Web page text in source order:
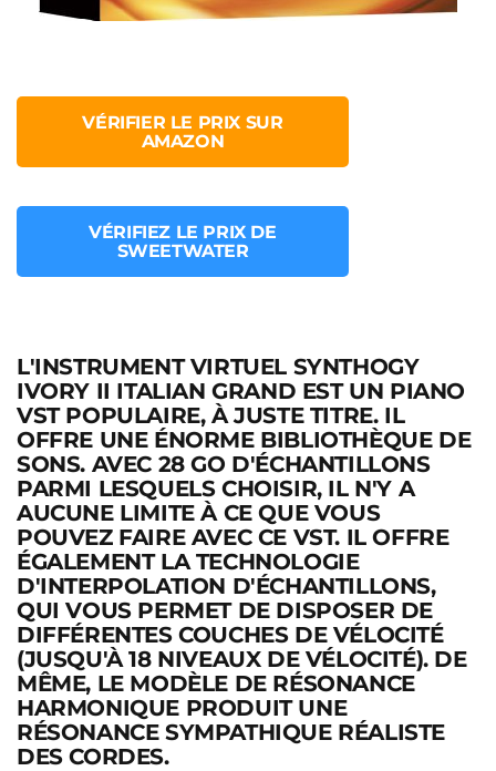
VÉRIFIER LE PRIX SUR
AMAZON
VÉRIFIEZ LE PRIX DE
SWEETWATER
L'INSTRUMENT VIRTUEL SYNTHOGY
IVORY II ITALIAN GRAND EST UN PIANO
VST POPULAIRE, À JUSTE TITRE. IL
OFFRE UNE ÉNORME BIBLIOTHÈQUE DE
SONS. AVEC 28 GO D'ÉCHANTILLONS
PARMI LESQUELS CHOISIR, IL N'Y A
AUCUNE LIMITE À CE QUE VOUS
POUVEZ FAIRE AVEC CE VST. IL OFFRE
ÉGALEMENT LA TECHNOLOGIE
D'INTERPOLATION D'ÉCHANTILLONS,
QUI VOUS PERMET DE DISPOSER DE
DIFFÉRENTES COUCHES DE VÉLOCITÉ
(JUSQU'À 18 NIVEAUX DE VÉLOCITÉ). DE
MÊME, LE MODÈLE DE RÉSONANCE
HARMONIQUE PRODUIT UNE
RÉSONANCE SYMPATHIQUE RÉALISTE
DES CORDES.